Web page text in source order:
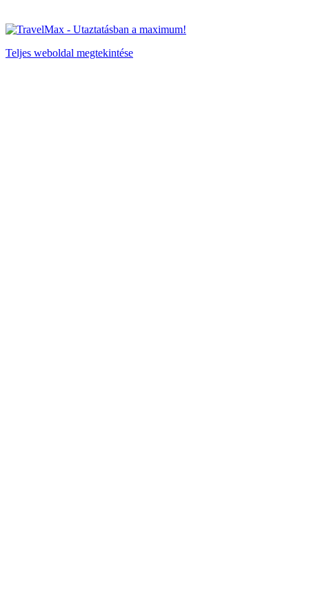
Teljes weboldal megtekintése